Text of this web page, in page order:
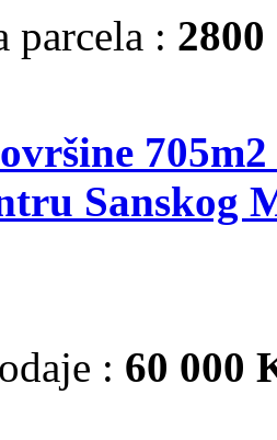
parcela : 2800
Sanskog
: 60 000